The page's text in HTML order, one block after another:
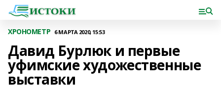
ХРОНОМЕТР 6 МАРТА 2020, 15:53
Давид Бурлюк и первые
уфимские художественные
выставки